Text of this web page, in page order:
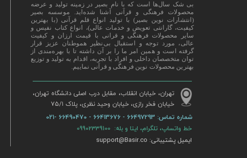
تهران، خیابان انقلاب، مقابل درب اصلی دانشگاه تهران،
خیابان فخر رازی، خیابان وحید نظری، پلاک ۷۵/۱​​​​​​​
شماره تماس:
بی شک سال‌ها است که با نام بصیر در زمینه تولید و عرضه
محصولات فرهنگی و قرآنی آشنا شده‌اید. موسسه بصیر
(انتشارات نوین بصیر) با تولید انواع قلم قرآنی (با بهترین
کیفیت، گارانتی تعویض و خدمات عالی)، انواع کتاب نفیس و
سایر محصولات فرهنگی و قرانی با قیمت ارزان و کیفیت
عالی، مورد توجه و استقبال بی‌نظیر هموطنان عزیز قرار
گرفته است و همین امر ما را بر آن داشته تا با بهره‌مندی از
توان متخصصان داخلی و افراد با تجربه، اقدام به تولید و توزیع
بهترین محصولات نوین فرهنگی و قرآنی نماییم.
خط واتساپ، تلگرام، ایتا و بله: 09902339100
ایمیل پشتیبانی: support@Basir.co